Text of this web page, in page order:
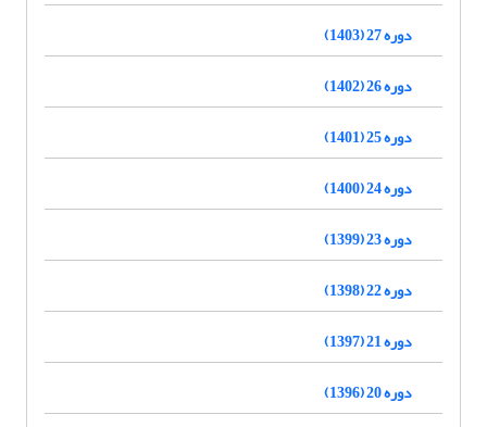
دوره 27 (1403)
دوره 26 (1402)
دوره 25 (1401)
دوره 24 (1400)
دوره 23 (1399)
دوره 22 (1398)
دوره 21 (1397)
دوره 20 (1396)